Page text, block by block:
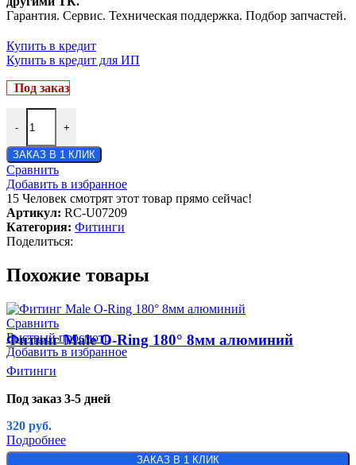
Гарантия. Сервис. Техническая поддержка. Подбор запчастей.
Купить в кредит
Купить в кредит для ИП
Под заказ
- +
ЗАКАЗ В 1 КЛИК
Сравнить
Добавить в избранное
15 Человек смотрят этот товар прямо сейчас!
Артикул: RC-U07209
Категория: Фитинги
Поделиться:
Похожие товары
Сравнить
Быстрый просмотр
Добавить в избранное
Фитинг Male O-Ring 180° 8мм алюминий
Фитинги
Под заказ 3-5 дней
320 руб.
Подробнее
ЗАКАЗ В 1 КЛИК